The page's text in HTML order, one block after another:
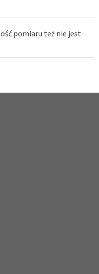
pomiaru też nie jest